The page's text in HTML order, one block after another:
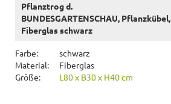
Pflanztrog d.
BUNDESGARTENSCHAU, Pflanzkübel,
Fiberglas schwarz
Farbe:
schwarz
Material:
Fiberglas
Größe:
L80 x B30 x H40 cm